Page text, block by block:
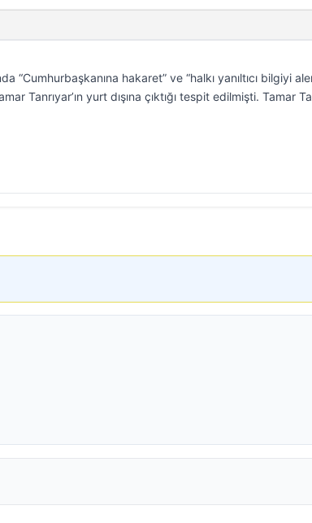
“Cumhurbaşkanına hakaret” ve “halkı yanıltıcı bilgiyi
Tanrıyar’ın yurt dışına çıktığı tespit edilmişti. Tamar